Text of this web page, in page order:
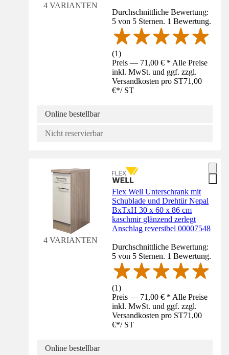
4 VARIANTEN
Durchschnittliche Bewertung:
5 von 5 Sternen. 1 Bewertung.
(1)
Preis — 71,00 € * Alle Preise
inkl. MwSt. und ggf. zzgl.
Versandkosten pro ST71,00
€*/ ST
Online bestellbar
Nicht reservierbar
4 VARIANTEN
Flex Well Unterschrank mit
Schublade und Drehtür Nepal
BxTxH 30 x 60 x 86 cm
kaschmir glänzend zerlegt
Anschlag reversibel 00007548
Durchschnittliche Bewertung:
5 von 5 Sternen. 1 Bewertung.
(1)
Preis — 71,00 € * Alle Preise
inkl. MwSt. und ggf. zzgl.
Versandkosten pro ST71,00
€*/ ST
Online bestellbar